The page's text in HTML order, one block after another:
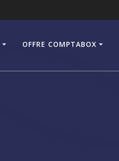
OFFRE COMPTABOX